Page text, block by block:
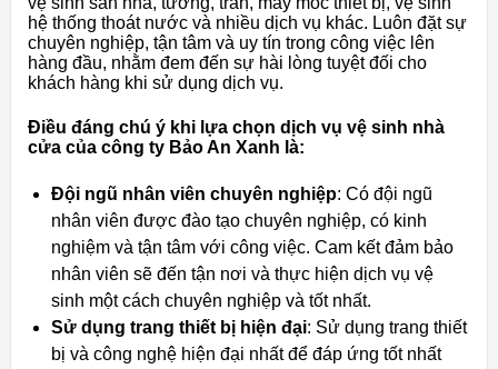
hệ thống thoát nước và nhiều dịch vụ khác. Luôn đặt sự
chuyên nghiệp, tận tâm và uy tín trong công việc lên
hàng đầu, nhằm đem đến sự hài lòng tuyệt đối cho
khách hàng khi sử dụng dịch vụ.
Điều đáng chú ý khi lựa chọn dịch vụ vệ sinh nhà
cửa của công ty Bảo An Xanh là:
Đội ngũ nhân viên chuyên nghiệp: Có đội ngũ
nhân viên được đào tạo chuyên nghiệp, có kinh
nghiệm và tận tâm với công việc. Cam kết đảm bảo
nhân viên sẽ đến tận nơi và thực hiện dịch vụ vệ
sinh một cách chuyên nghiệp và tốt nhất.
Sử dụng trang thiết bị hiện đại: Sử dụng trang thiết
bị và công nghệ hiện đại nhất để đáp ứng tốt nhất